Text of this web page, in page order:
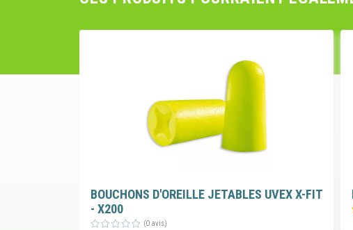
BOUCHONS D'OREILLE JETABLES UVEX X-FIT
- X200
(0 avis)